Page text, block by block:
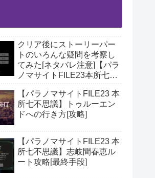
クリア後にストーリーパー
トのいろんな疑問を考察し
てみた[ネタバレ注意]【パラ
ノマサイトFILE23本所七不
【パラノマサイトFILE23 本
所七不思議】トゥルーエン
ドへの行き方[攻略]
【パラノマサイトFILE23 本
所七不思議】志岐間春恵ル
ート攻略[最終手段]